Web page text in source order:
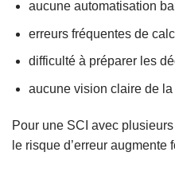
aucune automatisation
erreurs fréquentes de
difficulté à préparer les
aucune vision claire de
Pour une SCI avec
le risque d’erreur augmente